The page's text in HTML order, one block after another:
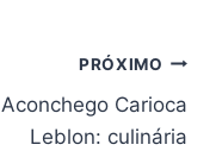
PRÓXIMO
Aconchego Carioca
Leblon: culinária